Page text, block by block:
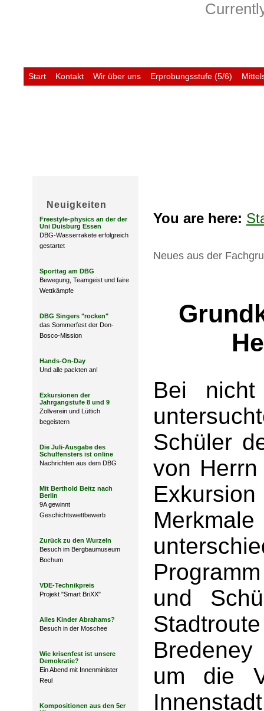
Start Kontakt Wir über uns Erprobungsstufe (5/6)
Neuigkeiten
Freestyle-physics an der der
Uni Duisburg Essen
DBG-Wasserrakete erfolgreich
gestartet
Sporttag am DBG
Bewegung, Teamgeist und faire
Wettkämpfe
DBG Singers "rocken"
das Sommerfest der Don-
Bosco-Mission
Hands-On-Day
Und alle packten an!
Exkursionen der
Jahrgangstufe 8 und 9
Zollverein und Lüttich
begeistern
Die Juli-Ausgabe des
Schulfensters ist online
Nachrichten aus dem DBG
Mit Berthold Beitz nach
Berlin
9A gewinnt
Geschichtswettbewerb
Zurück zu den Wurzeln
Besuch im Bergbaumuseum
Bochum
VDE-Technikpreis
Projekt "Smart BriXX"
Alles Kinder Abrahams?
Besuch in der Moschee
Wie krisenfest ist unsere
Demokratie?
Ein Abend mit Innenminister
Reul
Kompositionen aus den 5er
You are here:
Neues aus der
Bei nicht
Schüler
von
und
um die